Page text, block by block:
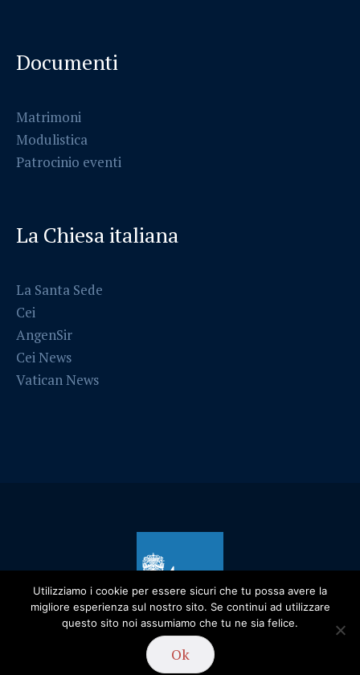
Documenti
Matrimoni
Modulistica
Patrocinio eventi
La Chiesa italiana
La Santa Sede
Cei
AngenSir
Cei News
Vatican News
/ Diocesi di Alessandria - 2019
Utilizziamo i cookie per essere sicuri che tu possa avere la
migliore esperienza sul nostro sito. Se continui ad utilizzare
questo sito noi assumiamo che tu ne sia felice.
Ok